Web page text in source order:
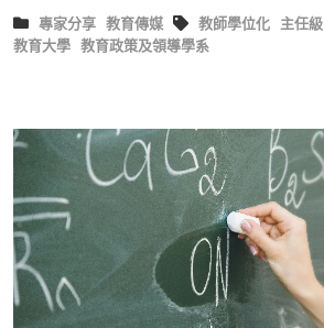
專家分享 教育傳媒 教師學位化 主任級
教育大學 教育政策及領導學系